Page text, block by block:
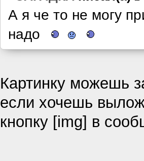
А я че то не могу
надо
Картинку можешь
если хочешь
кнопку [img] в